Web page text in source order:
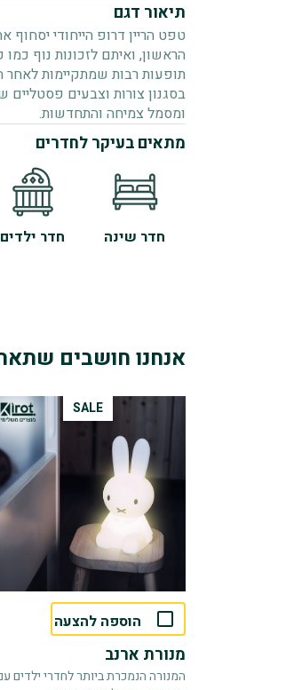
תיאור דגם
טפט הריין דרופ הייחודי
הראשון, ואיתם לזכונות נוף
תופעות רבות שמתקיימות
בסגנון צורות וצבעים
ומסמל צמיחה והתחדשות.
מתאים בעיקר לחדרים
חדר שינה חדר ילדים
אנחנו חושבים
SALE
הוספה להצעה
מנורת ארנב
המנורה הנמכרת ביותר לחדרי ילדים